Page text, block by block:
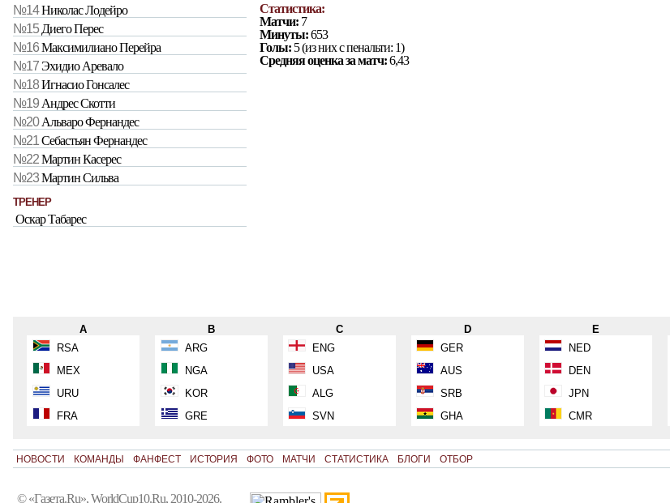
№14Николас Лодейро
№15 Диего Перес
№16Максимилиано Перейра
№17Эхидио Аревало
№18Игнасио Гонсалес
№19 Андрес Скотти
№20 Альваро Фернандес
№21Себастьян Фернандес
№22Мартин Касерес
№23Мартин Сильва
ТРЕНЕР
Оскар Табарес
Статистика:
Матчи: 7
Минуты:653
Голы: 5 (из них с пенальти: 1)
Средняя оценка за матч:6,43
A
RSA
MEX
URU
FRA
B
ARG
NGA
KOR
GRE
C
ENG
USA
ALG
SVN
D
GER
AUS
SRB
GHA
E
NED
DEN
JPN
CMR
НОВОСТИ КОМАНДЫ ФАНФЕСТ ИСТОРИЯ ФОТО МАТЧИ СТАТИСТИКА БЛОГИ ОТБОР
© «Газета.Ru», WorldCup10.Ru, 2010-2026.